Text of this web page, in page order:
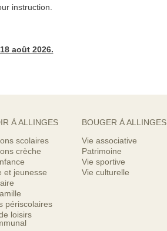
instruction.
août 2026.
À ALLINGES
scolaires
crèche
et jeunesse
périscolaires
loisirs
BOUGER À ALLINGES
Vie associative
Patrimoine
Vie sportive
Vie culturelle